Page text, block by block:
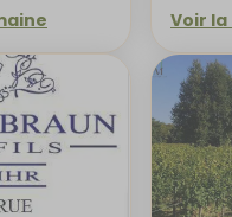
Voir
Envoyer